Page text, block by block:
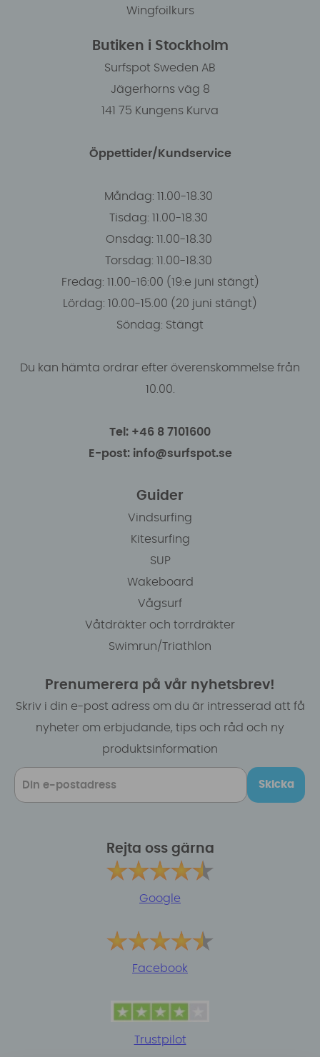
Wingfoilkurs
Butiken i Stockholm
Surfspot Sweden AB
Jägerhorns väg 8
141 75 Kungens Kurva
Öppettider/Kundservice
Måndag: 11.00-18.30
Tisdag: 11.00-18.30
Onsdag: 11.00-18.30
Torsdag: 11.00-18.30
Fredag: 11.00-16:00 (19:e juni stängt)
Lördag: 10.00-15.00 (20 juni stängt)
Söndag: Stängt
Du kan hämta ordrar efter överenskommelse från
10.00.
Tel: +46 8 7101600
E-post: info@surfspot.se
Guider
Vindsurfing
Kitesurfing
SUP
Wakeboard
Vågsurf
Våtdräkter och torrdräkter
Swimrun/Triathlon
Prenumerera på vår nyhetsbrev!
Skriv i din e-post adress om du är intresserad att få
nyheter om erbjudande, tips och råd och ny
produktsinformation
Skicka
Rejta oss gärna
Google
Facebook
Trustpilot